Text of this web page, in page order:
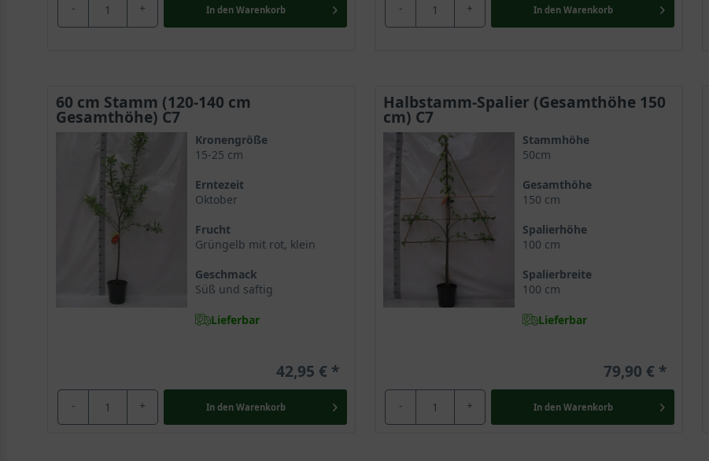
- + In den Warenkorb - + In den Warenkorb
60 cm Stamm (120-140 cm
Gesamthöhe) C7
Kronengröße
15-25 cm
Erntezeit
Oktober
Frucht
Grüngelb mit rot, klein
Geschmack
Süß und saftig
Lieferbar
42,95 €
- + In den Warenkorb
Halbstamm-Spalier (Gesamthöhe 150
cm) C7
Stammhöhe
50cm
Gesamthöhe
150 cm
Spalierhöhe
100 cm
Spalierbreite
100 cm
Lieferbar
79,90 €
- + In den Warenkorb